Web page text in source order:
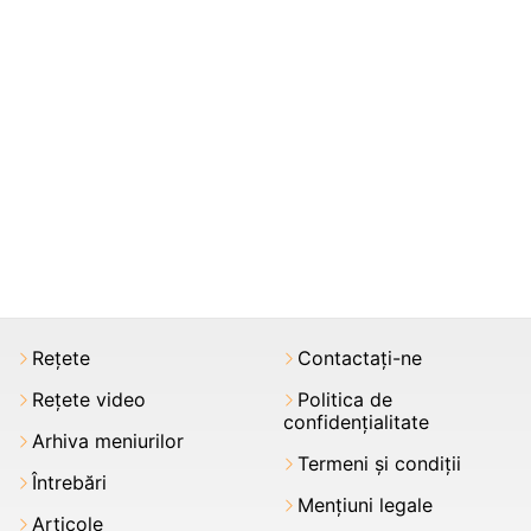
Rețete
Rețete video
Arhiva meniurilor
Întrebări
Articole
Contactați-ne
Politica de
confidențialitate
Termeni şi condiții
Mențiuni legale